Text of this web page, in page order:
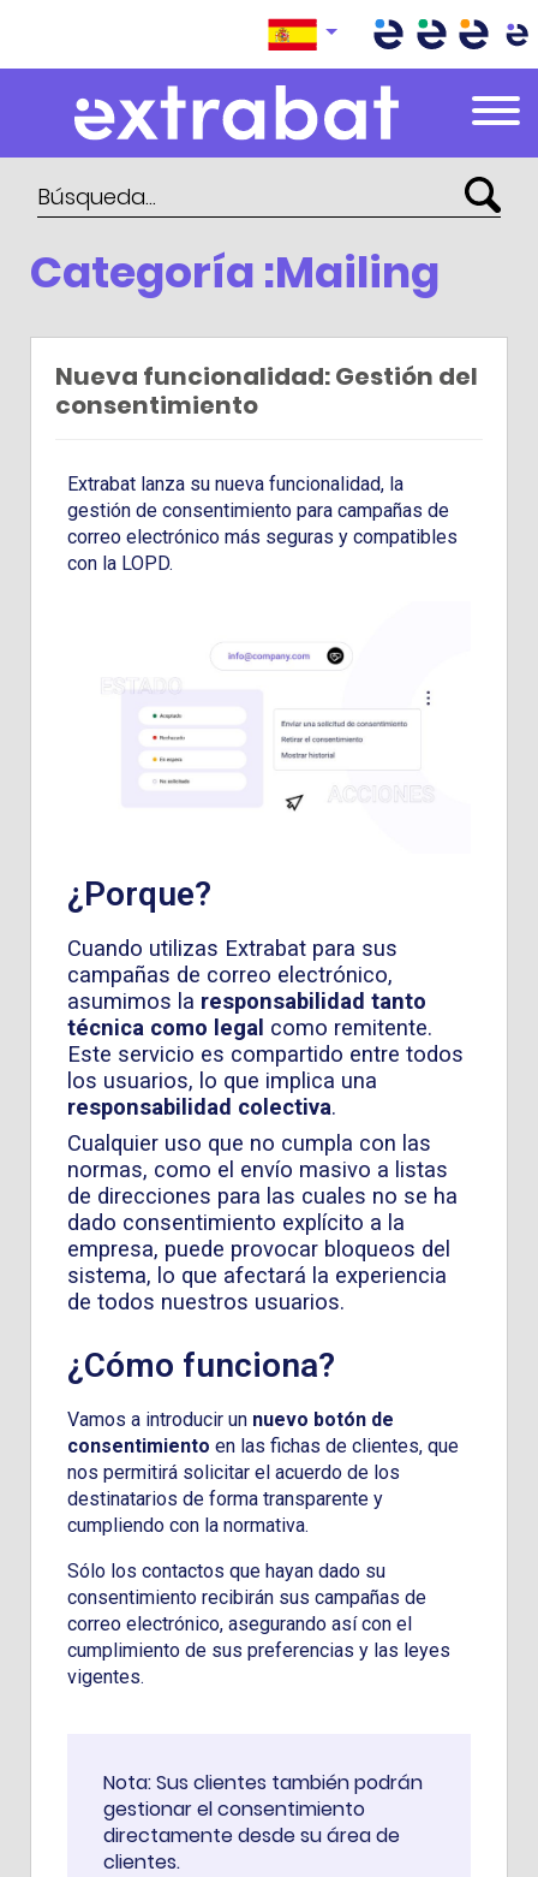
Extrabat – Le Blog
Categoría :Mailing
Nueva funcionalidad: Gestión del
consentimiento
Extrabat lanza su nueva funcionalidad, la
gestión de consentimiento para campañas de
correo electrónico más seguras y compatibles
con la LOPD.
¿Porque?
Cuando utilizas Extrabat para sus
campañas de correo electrónico,
asumimos la responsabilidad tanto
técnica como legal como remitente.
Este servicio es compartido entre todos
los usuarios, lo que implica una
responsabilidad colectiva.
Cualquier uso que no cumpla con las
normas, como el envío masivo a listas
de direcciones para las cuales no se ha
dado consentimiento explícito a la
empresa, puede provocar bloqueos del
sistema, lo que afectará la experiencia
de todos nuestros usuarios.
¿Cómo funciona?
Vamos a introducir un nuevo botón de
consentimiento en las fichas de clientes, que
nos permitirá solicitar el acuerdo de los
destinatarios de forma transparente y
cumpliendo con la normativa.
Sólo los contactos que hayan dado su
consentimiento recibirán sus campañas de
correo electrónico, asegurando así con el
cumplimiento de sus preferencias y las leyes
vigentes.
Nota: Sus clientes también podrán
gestionar el consentimiento
directamente desde su área de
clientes.